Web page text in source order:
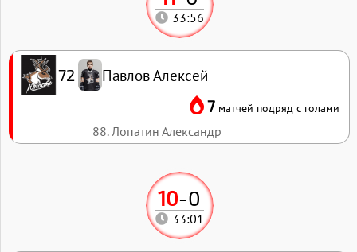
10-0
33:01
33:56
72 Павлов Алексей
7 матчей подряд с голами
88. Лопатин Александр